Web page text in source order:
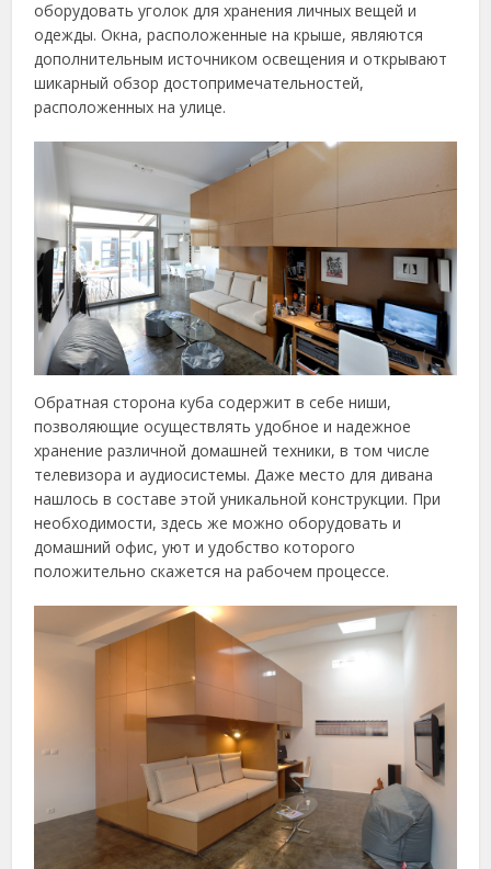
оборудовать уголок для хранения личных вещей и
одежды. Окна, расположенные на крыше, являются
дополнительным источником освещения и открывают
шикарный обзор достопримечательностей,
расположенных на улице.
Обратная сторона куба содержит в себе ниши,
позволяющие осуществлять удобное и надежное
хранение различной домашней техники, в том числе
телевизора и аудиосистемы. Даже место для дивана
нашлось в составе этой уникальной конструкции. При
необходимости, здесь же можно оборудовать и
домашний офис, уют и удобство которого
положительно скажется на рабочем процессе.